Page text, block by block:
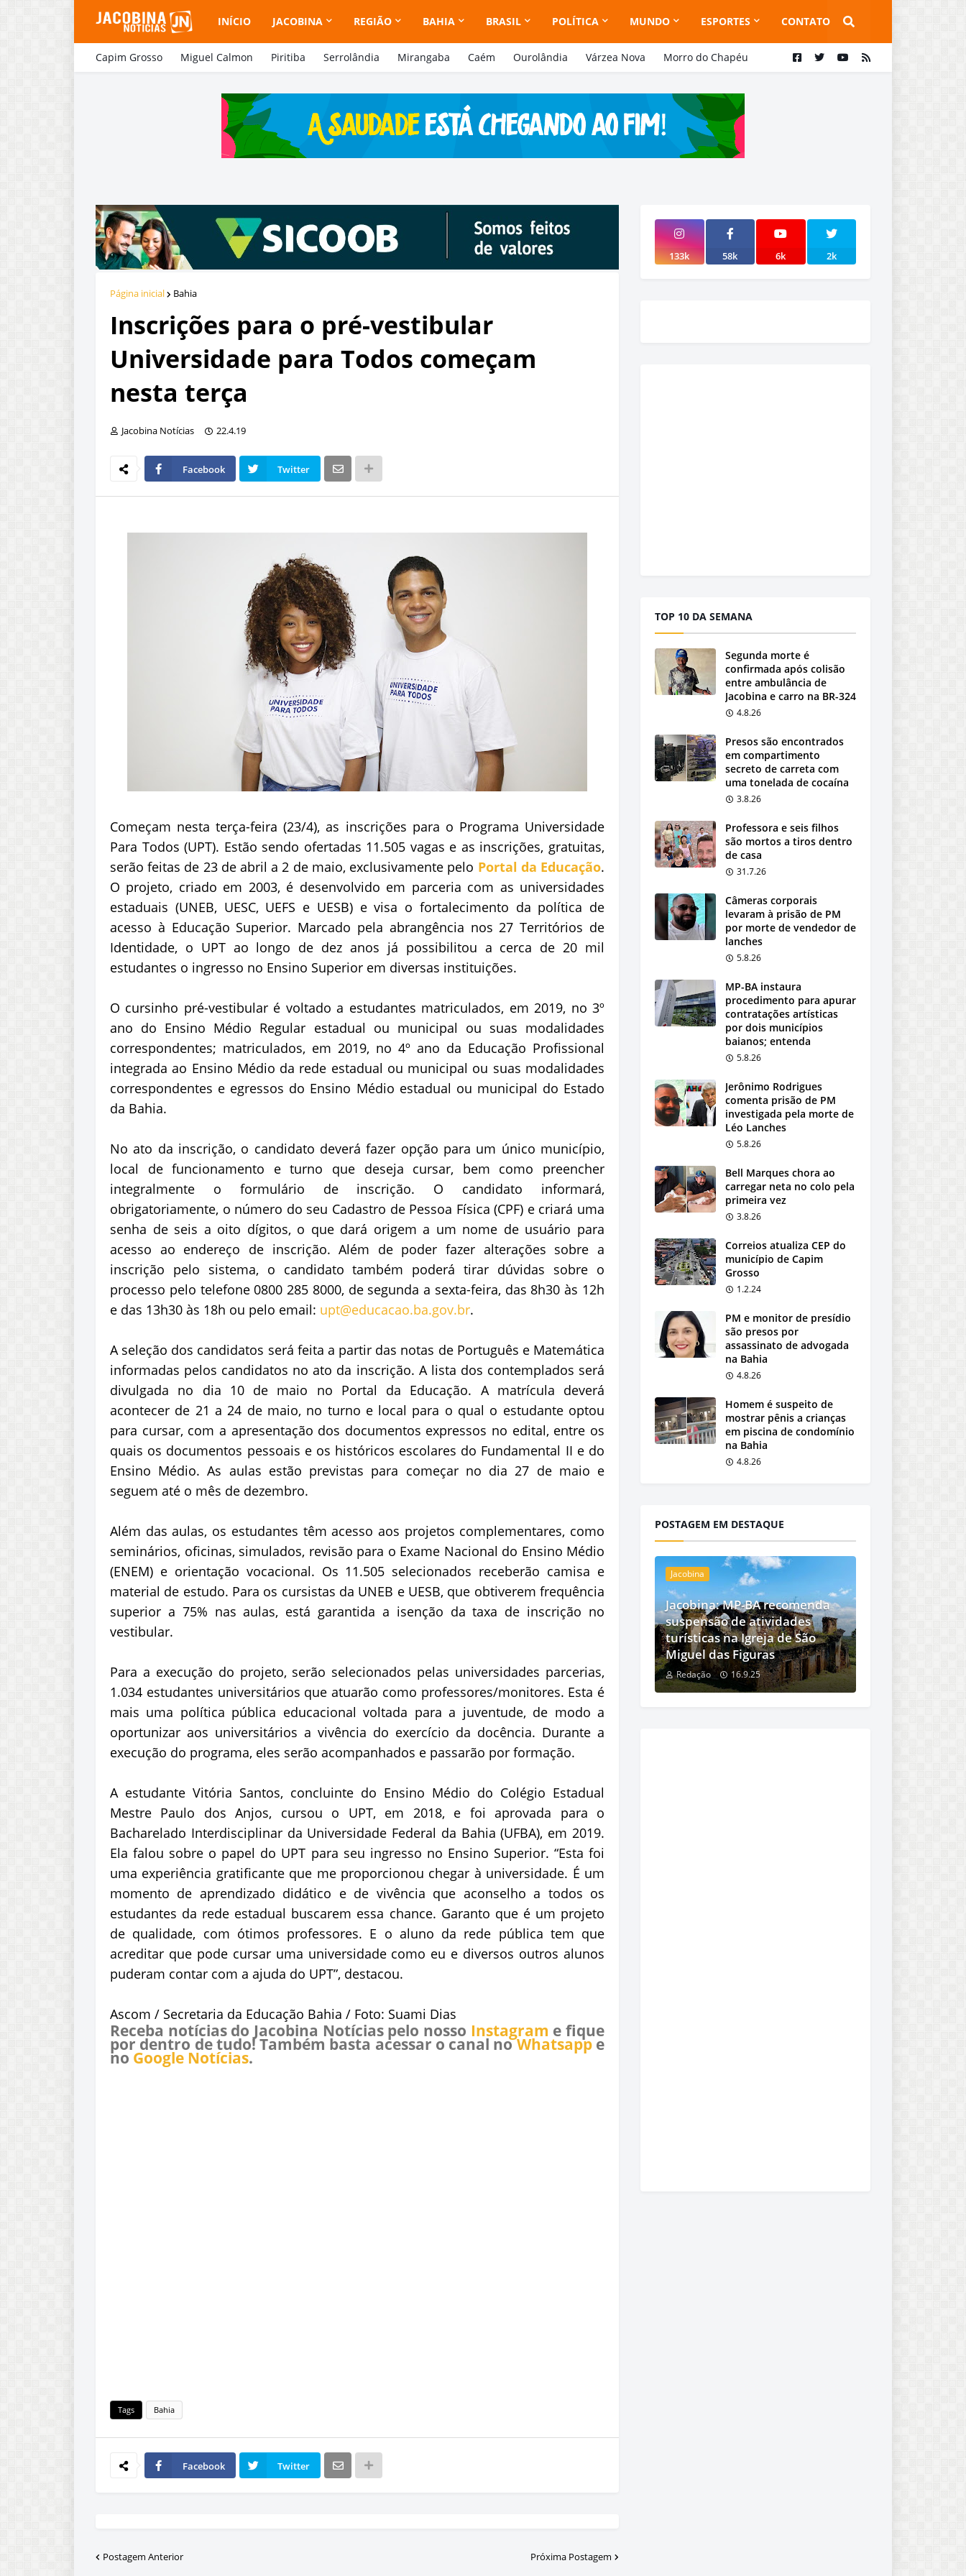
INÍCIO JACOBINA REGIÃO BAHIA BRASIL POLÍTICA MUNDO ESPORTES CONTATO
Capim Grosso Miguel Calmon Piritiba Serrolândia Mirangaba Caém Ourolândia Várzea Nova Morro do Chapéu
Página inicial Bahia
Inscrições para o pré-vestibular
Universidade para Todos começam
nesta terça
Jacobina Notícias 22.4.19
Facebook Twitter
Começam nesta terça-feira (23/4), as inscrições para o Programa Universidade
Para Todos (UPT). Estão sendo ofertadas 11.505 vagas e as inscrições, gratuitas,
serão feitas de 23 de abril a 2 de maio, exclusivamente pelo Portal da Educação.
O projeto, criado em 2003, é desenvolvido em parceria com as universidades
estaduais (UNEB, UESC, UEFS e UESB) e visa o fortalecimento da política de
acesso à Educação Superior. Marcado pela abrangência nos 27 Territórios de
Identidade, o UPT ao longo de dez anos já possibilitou a cerca de 20 mil
estudantes o ingresso no Ensino Superior em diversas instituições.
O cursinho pré-vestibular é voltado a estudantes matriculados, em 2019, no 3º
ano do Ensino Médio Regular estadual ou municipal ou suas modalidades
correspondentes; matriculados, em 2019, no 4º ano da Educação Profissional
integrada ao Ensino Médio da rede estadual ou municipal ou suas modalidades
correspondentes e egressos do Ensino Médio estadual ou municipal do Estado
da Bahia.
No ato da inscrição, o candidato deverá fazer opção para um único município,
local de funcionamento e turno que deseja cursar, bem como preencher
integralmente o formulário de inscrição. O candidato informará,
obrigatoriamente, o número do seu Cadastro de Pessoa Física (CPF) e criará uma
senha de seis a oito dígitos, o que dará origem a um nome de usuário para
acesso ao endereço de inscrição. Além de poder fazer alterações sobre a
inscrição pelo sistema, o candidato também poderá tirar dúvidas sobre o
processo pelo telefone 0800 285 8000, de segunda a sexta-feira, das 8h30 às 12h
e das 13h30 às 18h ou pelo email: upt@educacao.ba.gov.br.
A seleção dos candidatos será feita a partir das notas de Português e Matemática
informadas pelos candidatos no ato da inscrição. A lista dos contemplados será
divulgada no dia 10 de maio no Portal da Educação. A matrícula deverá
acontecer de 21 a 24 de maio, no turno e local para o qual o estudante optou
para cursar, com a apresentação dos documentos expressos no edital, entre os
quais os documentos pessoais e os históricos escolares do Fundamental II e do
Ensino Médio. As aulas estão previstas para começar no dia 27 de maio e
seguem até o mês de dezembro.
Além das aulas, os estudantes têm acesso aos projetos complementares, como
seminários, oficinas, simulados, revisão para o Exame Nacional do Ensino Médio
(ENEM) e orientação vocacional. Os 11.505 selecionados receberão camisa e
material de estudo. Para os cursistas da UNEB e UESB, que obtiverem frequência
superior a 75% nas aulas, está garantida a isenção da taxa de inscrição no
vestibular.
Para a execução do projeto, serão selecionados pelas universidades parcerias,
1.034 estudantes universitários que atuarão como professores/monitores. Esta é
mais uma política pública educacional voltada para a juventude, de modo a
oportunizar aos universitários a vivência do exercício da docência. Durante a
execução do programa, eles serão acompanhados e passarão por formação.
A estudante Vitória Santos, concluinte do Ensino Médio do Colégio Estadual
Mestre Paulo dos Anjos, cursou o UPT, em 2018, e foi aprovada para o
Bacharelado Interdisciplinar da Universidade Federal da Bahia (UFBA), em 2019.
Ela falou sobre o papel do UPT para seu ingresso no Ensino Superior. “Esta foi
uma experiência gratificante que me proporcionou chegar à universidade. É um
momento de aprendizado didático e de vivência que aconselho a todos os
estudantes da rede estadual buscarem essa chance. Garanto que é um projeto
de qualidade, com ótimos professores. E o aluno da rede pública tem que
acreditar que pode cursar uma universidade como eu e diversos outros alunos
puderam contar com a ajuda do UPT”, destacou.
Ascom / Secretaria da Educação Bahia / Foto: Suami Dias
Receba notícias do Jacobina Notícias pelo nosso Instagram e fique
por dentro de tudo! Também basta acessar o canal noWhatsappe
no Google Notícias.
Tags Bahia
Facebook Twitter
Postagem Anterior Próxima Postagem
133k 58k 6k 2k
TOP 10 DA SEMANA
Segunda morte é
confirmada após colisão
entre ambulância de
Jacobina e carro na BR-324
4.8.26
Presos são encontrados
em compartimento
secreto de carreta com
uma tonelada de cocaína
3.8.26
Professora e seis filhos
são mortos a tiros dentro
de casa
31.7.26
Câmeras corporais
levaram à prisão de PM
por morte de vendedor de
lanches
5.8.26
MP-BA instaura
procedimento para apurar
contratações artísticas
por dois municípios
baianos; entenda
5.8.26
Jerônimo Rodrigues
comenta prisão de PM
investigada pela morte de
Léo Lanches
5.8.26
Bell Marques chora ao
carregar neta no colo pela
primeira vez
3.8.26
Correios atualiza CEP do
município de Capim
Grosso
1.2.24
PM e monitor de presídio
são presos por
assassinato de advogada
na Bahia
4.8.26
Homem é suspeito de
mostrar pênis a crianças
em piscina de condomínio
na Bahia
4.8.26
POSTAGEM EM DESTAQUE
Jacobina
Jacobina: MP-BA recomenda
suspensão de atividades
turísticas na Igreja de São
Miguel das Figuras
Redação 16.9.25